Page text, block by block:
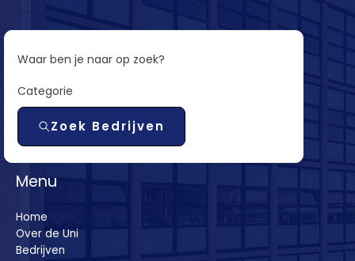
Waar ben je naar op zoek?
Categorie
Zoek Bedrijven
Menu
Home
Over de Uni
Bedrijven